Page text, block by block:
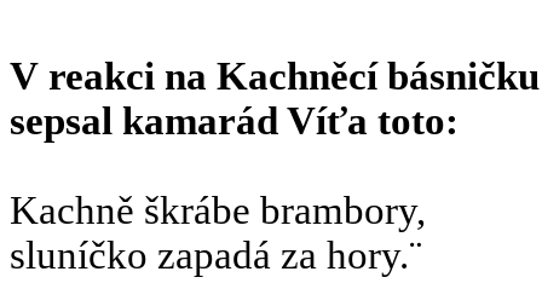
V reakci na Kachněcí
sepsal kamarád Víťa toto:
Kachně škrábe brambory,
sluníčko zapadá za hory.¨